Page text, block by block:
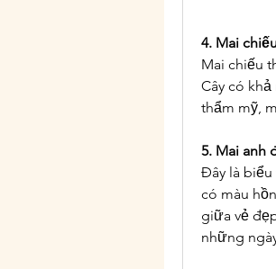
4. Mai
Mai chiếu
Cây có
thẩm mỹ,
5. Mai anh
Đây là
có màu
giữa vẻ
những